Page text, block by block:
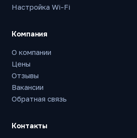
Настройка Wi-Fi
Компания
О компании
Цены
Отзывы
Вакансии
Обратная связь
Контакты